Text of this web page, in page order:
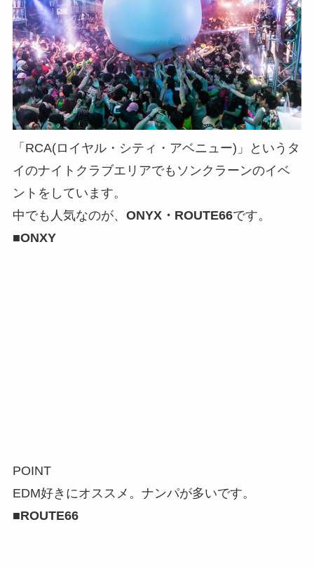
「RCA(ロイヤル・シティ・アベニュー)」というタ
イのナイトクラブエリアでもソンクラーンのイベ
ントをしています。
中でも人気なのが、 ONYX・ROUTE66です。
■ONXY
POINT
EDM好きにオススメ。ナンパが多いです。
■ROUTE66